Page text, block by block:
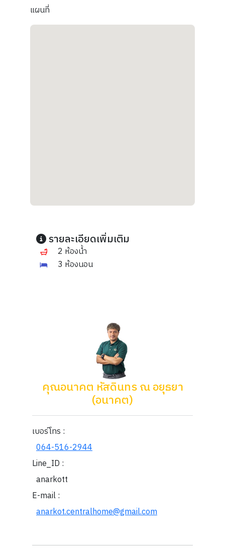
แผนที่
รายละเอียดเพิ่มเติม
2 ห้องน้ำ
3 ห้องนอน
คุณอนาคต หัสดินทร ณ อยุธยา
(อนาคต)
เบอร์โทร :
064-516-2944
Line_ID :
anarkott
E-mail :
anarkot.centralhome@gmail.com